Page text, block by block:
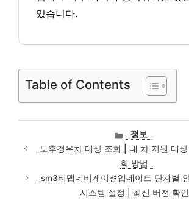
있습니다.
Table of Contents
카
테
고
리
정보
노후경유차 대상 조회 | 내 차 지원 대
회 방법
sm3티맵네비게이션업데이트 단계별
시스템 설정 | 최신 버전 확인